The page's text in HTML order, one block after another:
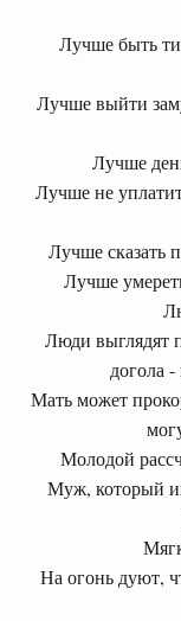
Лучше быть
Лучше выйти
Лучше
Лучше не
Лучше сказать
Лучше
Люди выглядят
догола
Мать может
Молодой
Муж, который
На огонь дуют,